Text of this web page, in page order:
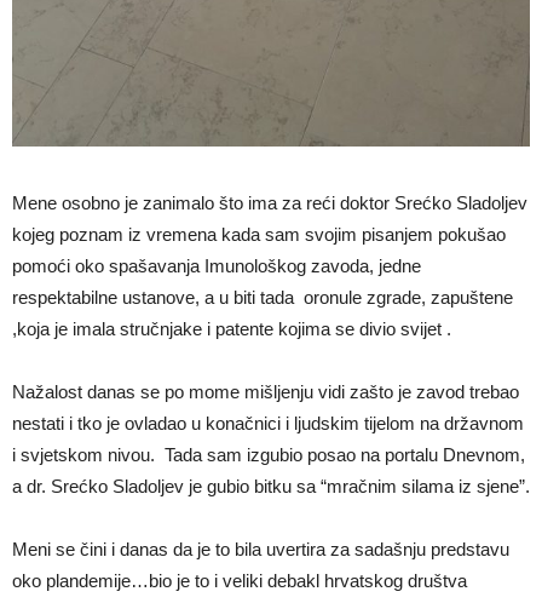
Mene osobno je zanimalo što ima za reći doktor Srećko Sladoljev
kojeg poznam iz vremena kada sam svojim pisanjem pokušao
pomoći oko spašavanja Imunološkog zavoda, jedne
respektabilne ustanove, a u biti tada oronule zgrade, zapuštene
,koja je imala stručnjake i patente kojima se divio svijet .
Nažalost danas se po mome mišljenju vidi zašto je zavod trebao
nestati i tko je ovladao u konačnici i ljudskim tijelom na državnom
i svjetskom nivou. Tada sam izgubio posao na portalu Dnevnom,
a dr. Srećko Sladoljev je gubio bitku sa “mračnim silama iz sjene”.
Meni se čini i danas da je to bila uvertira za sadašnju predstavu
oko plandemije…bio je to i veliki debakl hrvatskog društva